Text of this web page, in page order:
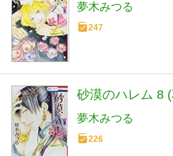
夢木みつる
247
砂漠のハレム 8
夢木みつる
226